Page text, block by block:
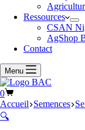
Ressources
CSAN
AgShop
Contact
Menu
Panier
d’achat
0
Accueil Semences
🔍